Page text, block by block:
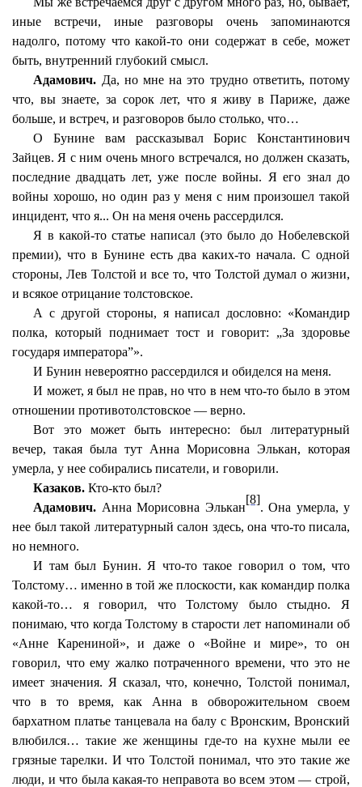
иные встречи, иные разговоры очень запоминаются
надолго, потому что какой-то они содержат в себе, может
быть, внутренний глубокий смысл.
Адамович. Да, но мне на это трудно ответить, потому
что, вы знаете, за сорок лет, что я живу в Париже, даже
больше, и встреч, и разговоров было столько, что…
О Бунине вам рассказывал Борис Константинович
Зайцев. Я с ним очень много встречался, но должен сказать,
последние двадцать лет, уже после войны. Я его знал до
войны хорошо, но один раз у меня с ним произошел такой
инцидент, что я... Он на меня очень рассердился.
Я в какой-то статье написал (это было до Нобелевской
премии), что в Бунине есть два каких-то начала. С одной
стороны, Лев Толстой и все то, что Толстой думал о жизни,
и всякое отрицание толстовское.
А с другой стороны, я написал дословно: «Командир
полка, который поднимает тост и говорит: „За здоровье
государя императора”».
И Бунин невероятно рассердился и обиделся на меня.
И может, я был не прав, но что в нем что-то было в этом
отношении противотолстовское — верно.
Вот это может быть интересно: был литературный
вечер, такая была тут Анна Морисовна Элькан, которая
умерла, у нее собирались писатели, и говорили.
Казаков. Кто-кто был?
Адамович. Анна Морисовна Элькан
[8]
. Она умерла, у
нее был такой литературный салон здесь, она что-то писала,
но немного.
И там был Бунин. Я что-то такое говорил о том, что
Толстому… именно в той же плоскости, как командир полка
какой-то… я говорил, что Толстому было стыдно. Я
понимаю, что когда Толстому в старости лет напоминали об
«Анне Карениной», и даже о «Войне и мире», то он
говорил, что ему жалко потраченного времени, что это не
имеет значения. Я сказал, что, конечно, Толстой понимал,
что в то время, как Анна в обворожительном своем
бархатном платье танцевала на балу с Вронским, Вронский
влюбился… такие же женщины где-то на кухне мыли ее
грязные тарелки. И что Толстой понимал, что это такие же
люди, и что была какая-то неправота во всем этом — строй,